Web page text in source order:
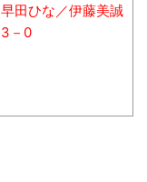
早田ひな／伊藤美誠
3－0